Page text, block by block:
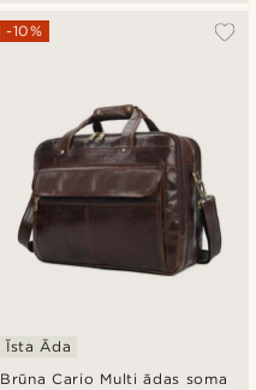
Brūna Cario Multi ādas soma
-10%
Īsta Āda